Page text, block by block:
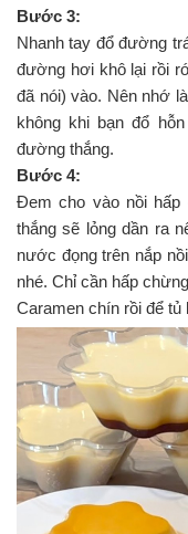
Bước 3:
Nhanh tay đổ đường
đường hơi khô lại rồi
đã nói) vào. Nên nhớ
không khi bạn đổ
đường thắng.
Bước 4:
Đem cho vào nồi hấp
thắng sẽ lỏng dần ra
nước đọng trên nắp
nhé. Chỉ cần hấp
Caramen chín rồi để tủ